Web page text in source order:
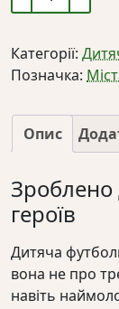
футболка
з
бетону
зі
сталі"
Категорії:
Позначка:
Опис
Зроблено
героїв
Дитяча
вона не про
навіть